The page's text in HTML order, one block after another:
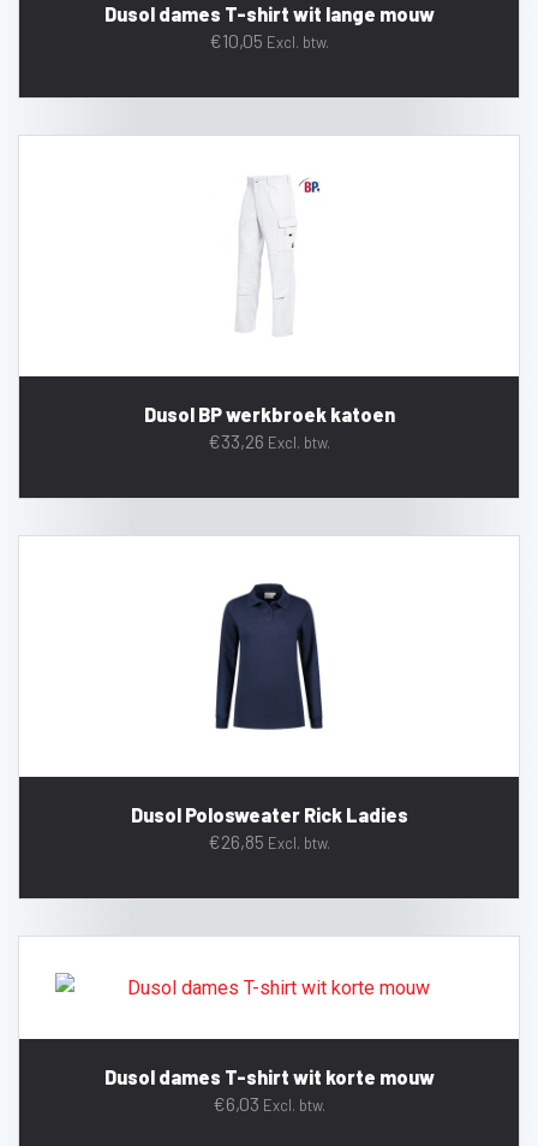
Dusol dames T-shirt wit lange mouw
€10,05 Excl. btw.
Dusol BP werkbroek katoen
€33,26 Excl. btw.
Dusol Polosweater Rick Ladies
€26,85 Excl. btw.
Dusol dames T-shirt wit korte mouw
€6,03 Excl. btw.